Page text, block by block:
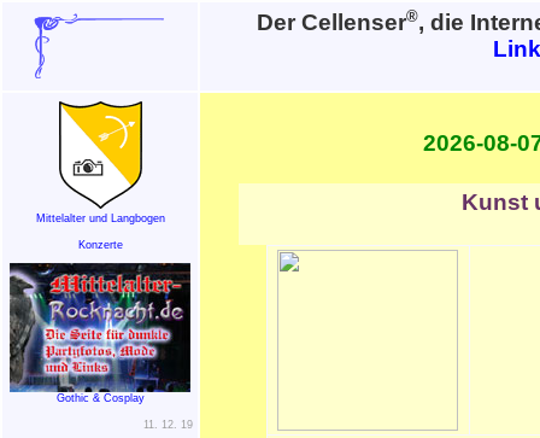
Der Cellenser®, die
Mittelalter und Langbogen
Konzerte
Gothic & Cosplay
11. 12. 19
2026-08-
Kunst